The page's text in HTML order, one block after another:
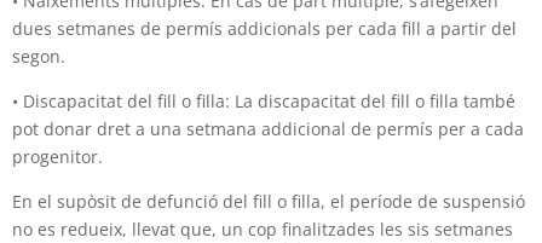
dues setmanes de permís addicionals per cada fill a partir del
segon.
• Discapacitat del fill o filla: La discapacitat del fill o filla també
pot donar dret a una setmana addicional de permís per a cada
progenitor.
En el supòsit de defunció del fill o filla, el període de suspensió
no es redueix, llevat que, un cop finalitzades les sis setmanes